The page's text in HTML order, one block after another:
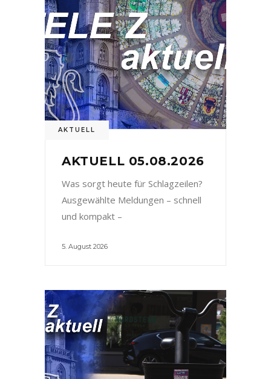
AKTUELL
AKTUELL 05.08.2026
Was sorgt heute für Schlagzeilen?
Ausgewählte Meldungen – schnell
und kompakt –
5. August 2026